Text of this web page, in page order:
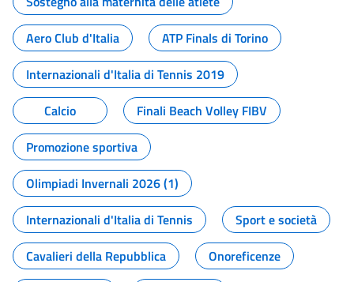
Aero Club d'Italia
ATP Finals di Torino
Internazionali d'Italia di Tennis 2019
Calcio
Finali Beach Volley FIBV
Promozione sportiva
Olimpiadi Invernali 2026 (1)
Internazionali d'Italia di Tennis
Sport e società
Cavalieri della Repubblica
Onoreficenze